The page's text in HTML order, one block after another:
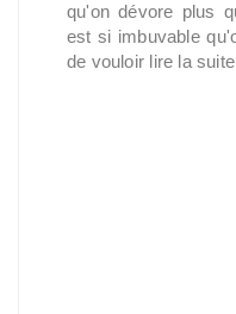
qu'on dévore plus
est si imbuvable
de vouloir lire la